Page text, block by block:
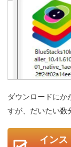
ダウンロードにか
すが、だいたい数
イン